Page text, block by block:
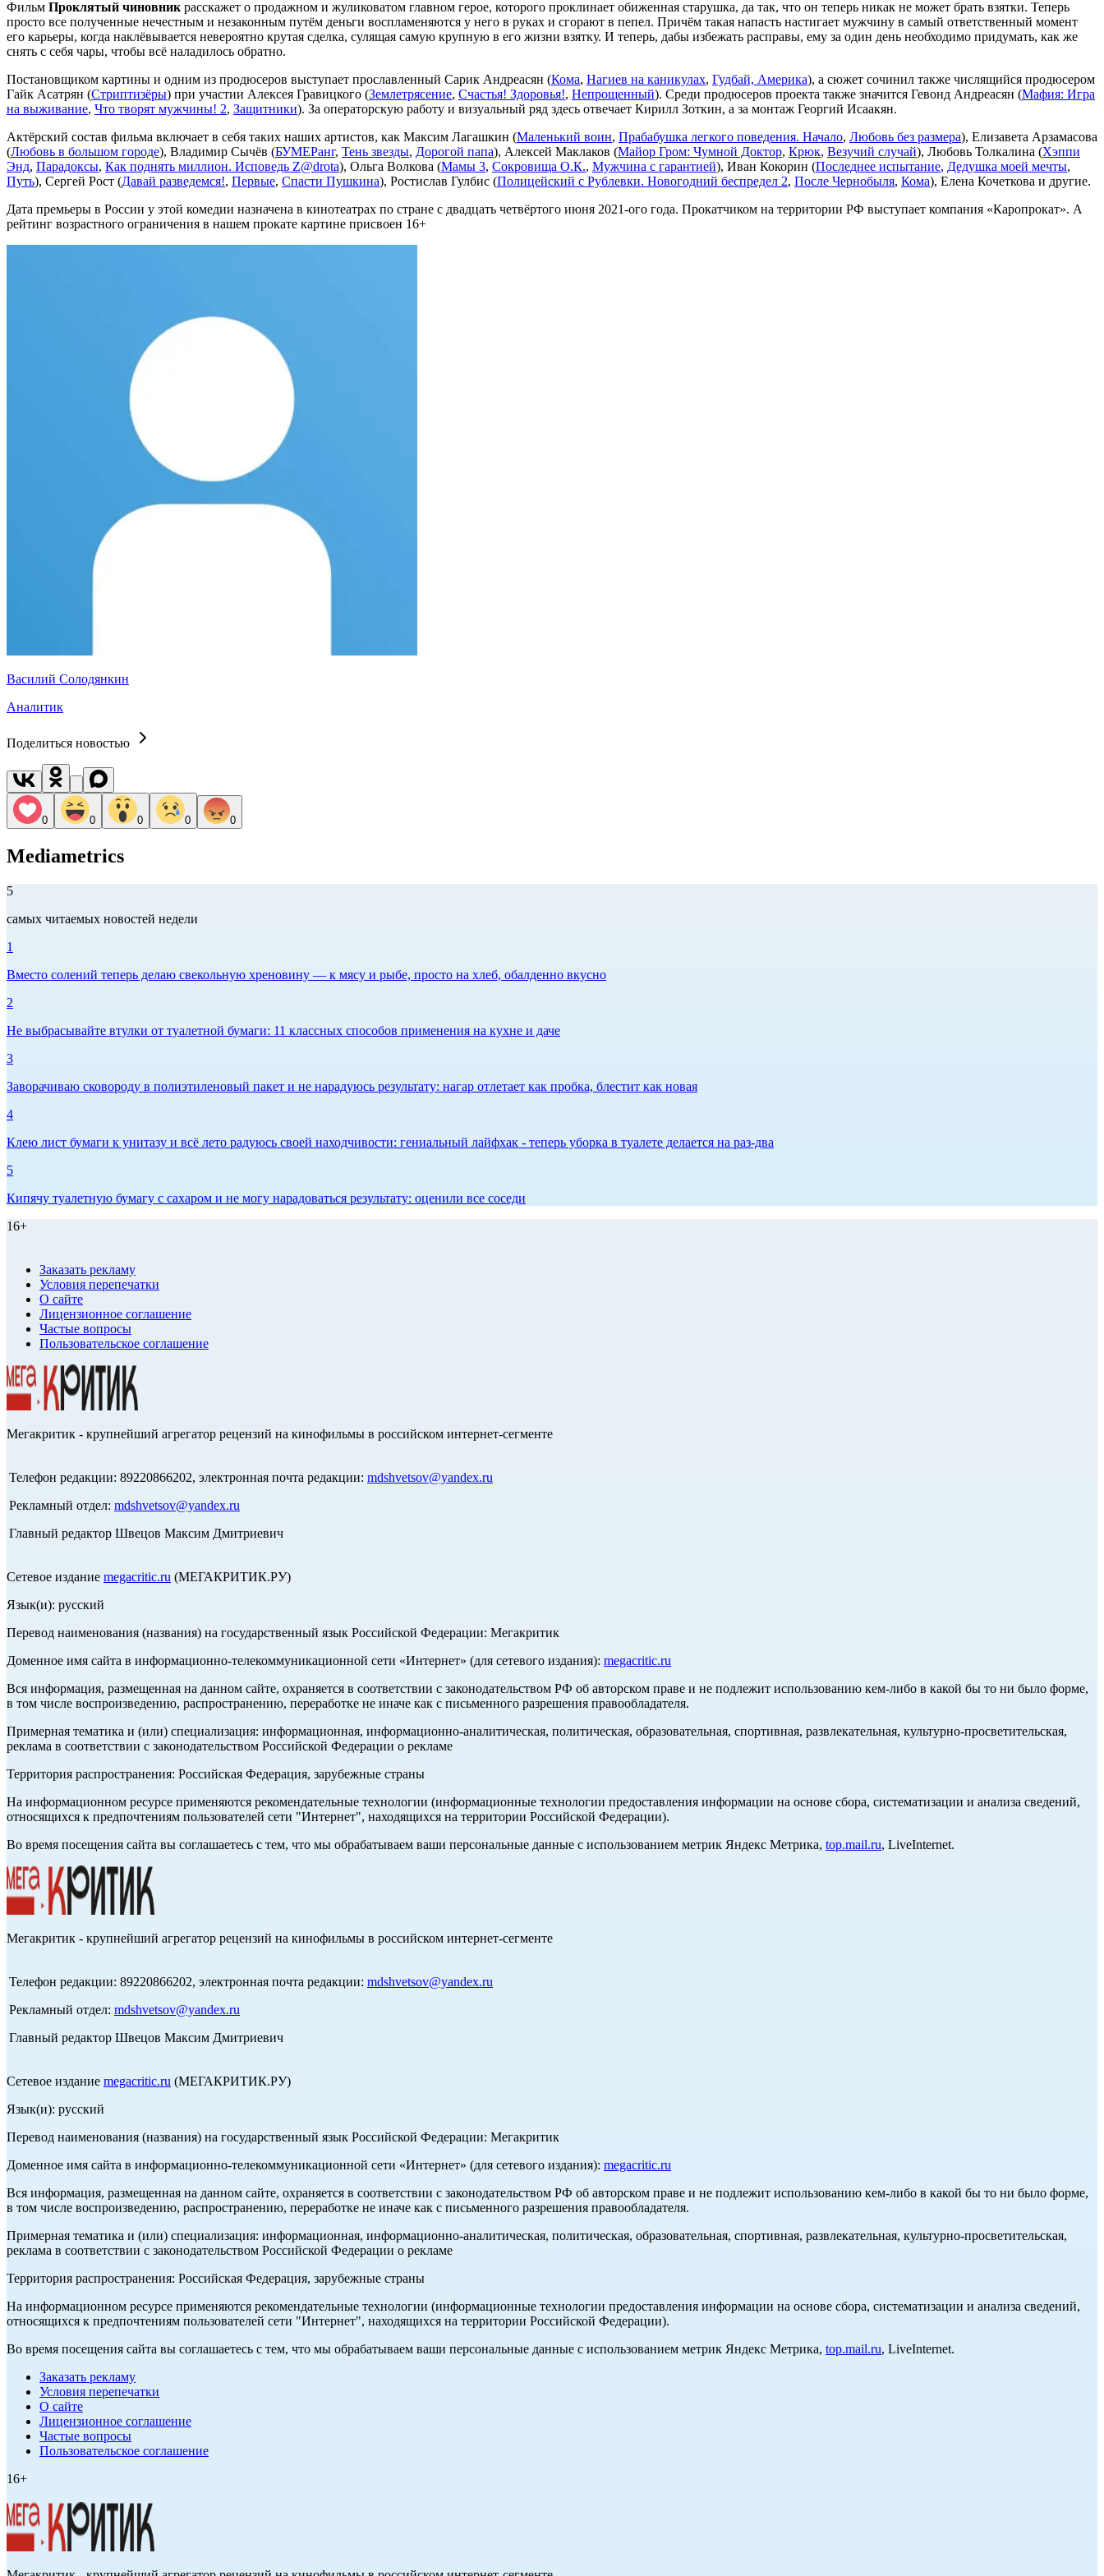
Фильм Проклятый чиновникрасскажет о продажном и жуликоватом главном герое, которого проклинает обиженная старушка, да так, что он теперь никак не может брать взятки. Теперь
просто все полученные нечестным и незаконным путём деньги воспламеняются у него в руках и сгорают в пепел. Причём такая напасть настигает мужчину в самый ответственный момент
его карьеры, когда наклёвывается невероятно крутая сделка, сулящая самую крупную в его жизни взятку. И теперь, дабы избежать расправы, ему за один день необходимо придумать, как же
снять с себя чары, чтобы всё наладилось обратно.
Постановщиком картины и одним из продюсеров выступает прославленный Сарик Андреасян (Кома, Нагиев на каникулах, Гудбай, Америка), а сюжет сочинил также числящийся продюсером
Гайк Асатрян (Стриптизёры) при участии Алексея Гравицкого (Землетрясение, Счастья! Здоровья!, Непрощенный). Среди продюсеров проекта также значится Гевонд Андреасян (Мафия: Игра
на выживание, Что творят мужчины! 2, Защитники). За операторскую работу и визуальный ряд здесь отвечает Кирилл Зоткин, а за монтаж Георгий Исаакян.
Актёрский состав фильма включает в себя таких наших артистов, как Максим Лагашкин (Маленький воин, Прабабушка легкого поведения. Начало, Любовь без размера), Елизавета Арзамасова
(Любовь в большом городе), Владимир Сычёв (БУМЕРанг, Тень звезды, Дорогой папа), Алексей Маклаков (Майор Гром: Чумной Доктор, Крюк, Везучий случай), Любовь Толкалина (Хэппи
Энд, Парадоксы, Как поднять миллион. Исповедь Z@drota), Ольга Волкова (Мамы 3, Сокровища О.К., Мужчина с гарантией), Иван Кокорин (Последнее испытание, Дедушка моей мечты,
Путь), Сергей Рост (Давай разведемся!, Первые, Спасти Пушкина), Ростислав Гулбис (Полицейский с Рублевки. Новогодний беспредел 2, После Чернобыля, Кома), Елена Кочеткова и другие.
Дата премьеры в России у этой комедии назначена в кинотеатрах по стране с двадцать четвёртого июня 2021-ого года. Прокатчиком на территории РФ выступает компания «Каропрокат». А
рейтинг возрастного ограничения в нашем прокате картине присвоен 16+
Василий Солодянкин
Аналитик
Поделиться новостью
0 0 0 0 0
Mediametrics
5
самых читаемых новостей недели
1
Вместо солений теперь делаю свекольную хреновину — к мясу и рыбе, просто на хлеб, обалденно вкусно
2
Не выбрасывайте втулки от туалетной бумаги: 11 классных способов применения на кухне и даче
3
Заворачиваю сковороду в полиэтиленовый пакет и не нарадуюсь результату: нагар отлетает как пробка, блестит как новая
4
Клею лист бумаги к унитазу и всё лето радуюсь своей находчивости: гениальный лайфхак - теперь уборка в туалете делается на раз-два
5
Кипячу туалетную бумагу с сахаром и не могу нарадоваться результату: оценили все соседи
16+
Заказать рекламу
Условия перепечатки
О сайте
Лицензионное соглашение
Частые вопросы
Пользовательское соглашение
Мегакритик - крупнейший агрегатор рецензий на кинофильмы в российском интернет-сегменте
Телефон редакции: 89220866202, электронная почта редакции: mdshvetsov@yandex.ru
Рекламный отдел: mdshvetsov@yandex.ru
Главный редактор Швецов Максим Дмитриевич
Сетевое издание megacritic.ru (МЕГАКРИТИК.РУ)
Язык(и): русский
Перевод наименования (названия) на государственный язык Российской Федерации: Мегакритик
Доменное имя сайта в информационно-телекоммуникационной сети «Интернет» (для сетевого издания): megacritic.ru
Вся информация, размещенная на данном сайте, охраняется в соответствии с законодательством РФ об авторском праве и не подлежит использованию кем-либо в какой бы то ни было форме,
в том числе воспроизведению, распространению, переработке не иначе как с письменного разрешения правообладателя.
Примерная тематика и (или) специализация: информационная, информационно-аналитическая, политическая, образовательная, спортивная, развлекательная, культурно-просветительская,
реклама в соответствии с законодательством Российской Федерации о рекламе
Территория распространения: Российская Федерация, зарубежные страны
На информационном ресурсе применяются рекомендательные технологии (информационные технологии предоставления информации на основе сбора, систематизации и анализа сведений,
относящихся к предпочтениям пользователей сети "Интернет", находящихся на территории Российской Федерации).
Во время посещения сайта вы соглашаетесь с тем, что мы обрабатываем ваши персональные данные с использованием метрик Яндекс Метрика, top.mail.ru, LiveInternet.
Мегакритик - крупнейший агрегатор рецензий на кинофильмы в российском интернет-сегменте
Телефон редакции: 89220866202, электронная почта редакции: mdshvetsov@yandex.ru
Рекламный отдел: mdshvetsov@yandex.ru
Главный редактор Швецов Максим Дмитриевич
Сетевое издание megacritic.ru (МЕГАКРИТИК.РУ)
Язык(и): русский
Перевод наименования (названия) на государственный язык Российской Федерации: Мегакритик
Доменное имя сайта в информационно-телекоммуникационной сети «Интернет» (для сетевого издания): megacritic.ru
Вся информация, размещенная на данном сайте, охраняется в соответствии с законодательством РФ об авторском праве и не подлежит использованию кем-либо в какой бы то ни было форме,
в том числе воспроизведению, распространению, переработке не иначе как с письменного разрешения правообладателя.
Примерная тематика и (или) специализация: информационная, информационно-аналитическая, политическая, образовательная, спортивная, развлекательная, культурно-просветительская,
реклама в соответствии с законодательством Российской Федерации о рекламе
Территория распространения: Российская Федерация, зарубежные страны
На информационном ресурсе применяются рекомендательные технологии (информационные технологии предоставления информации на основе сбора, систематизации и анализа сведений,
относящихся к предпочтениям пользователей сети "Интернет", находящихся на территории Российской Федерации).
Во время посещения сайта вы соглашаетесь с тем, что мы обрабатываем ваши персональные данные с использованием метрик Яндекс Метрика, top.mail.ru, LiveInternet.
Заказать рекламу
Условия перепечатки
О сайте
Лицензионное соглашение
Частые вопросы
Пользовательское соглашение
16+